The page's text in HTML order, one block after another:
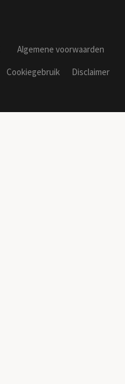
Algemene voorwaarden
Cookiegebruik
Disclaimer